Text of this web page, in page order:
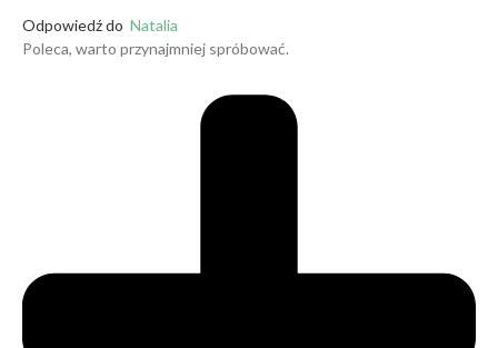
Odpowiedź do Natalia
Poleca, warto przynajmniej spróbować.